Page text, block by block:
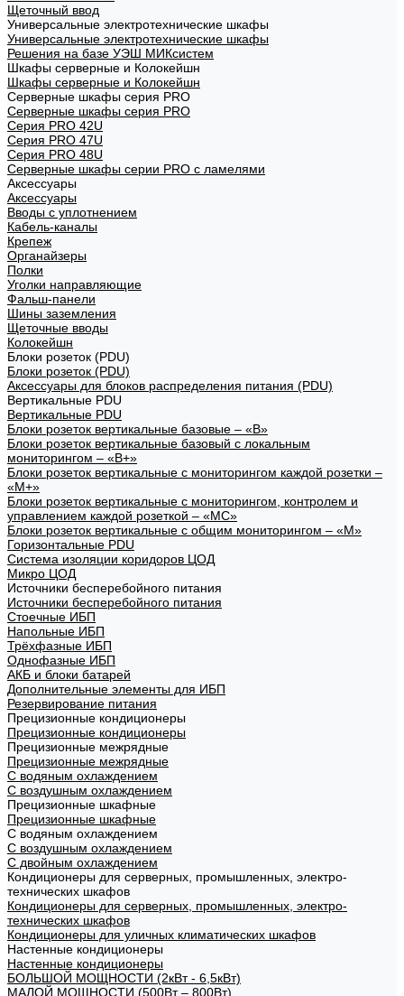
Щеточный ввод
Универсальные электротехнические шкафы
Универсальные электротехнические шкафы
Решения на базе УЭШ МИКсистем
Шкафы серверные и Колокейшн
Шкафы серверные и Колокейшн
Серверные шкафы серия PRO
Серверные шкафы серия PRO
Серия PRO 42U
Серия PRO 47U
Серия PRO 48U
Серверные шкафы серии PRO с ламелями
Аксессуары
Аксессуары
Вводы с уплотнением
Кабель-каналы
Крепеж
Органайзеры
Полки
Уголки направляющие
Фальш-панели
Шины заземления
Щеточные вводы
Колокейшн
Блоки розеток (PDU)
Блоки розеток (PDU)
Аксессуары для блоков распределения питания (PDU)
Вертикальные PDU
Вертикальные PDU
Блоки розеток вертикальные базовые – «В»
Блоки розеток вертикальные базовый с локальным
мониторингом – «В+»
Блоки розеток вертикальные с мониторингом каждой розетки –
«М+»
Блоки розеток вертикальные с мониторингом, контролем и
управлением каждой розеткой – «МС»
Блоки розеток вертикальные с общим мониторингом – «М»
Горизонтальные PDU
Система изоляции коридоров ЦОД
Микро ЦОД
Источники бесперебойного питания
Источники бесперебойного питания
Стоечные ИБП
Напольные ИБП
Трёхфазные ИБП
Однофазные ИБП
АКБ и блоки батарей
Дополнительные элементы для ИБП
Резервирование питания
Прецизионные кондиционеры
Прецизионные кондиционеры
Прецизионные межрядные
Прецизионные межрядные
С водяным охлаждением
С воздушным охлаждением
Прецизионные шкафные
Прецизионные шкафные
С водяным охлаждением
С воздушным охлаждением
С двойным охлаждением
Кондиционеры для серверных, промышленных, электро-
технических шкафов
Кондиционеры для серверных, промышленных, электро-
технических шкафов
Кондиционеры для уличных климатических шкафов
Настенные кондиционеры
Настенные кондиционеры
БОЛЬШОЙ МОЩНОСТИ (2кВт - 6,5кВт)
МАЛОЙ МОЩНОСТИ (500Вт – 800Вт)